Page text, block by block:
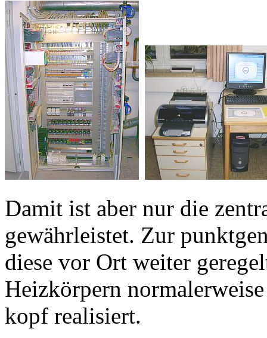
Damit ist aber nur die
gewährleistet. Zur
diese vor Ort weiter
Heizkörpern
kopf realisiert.